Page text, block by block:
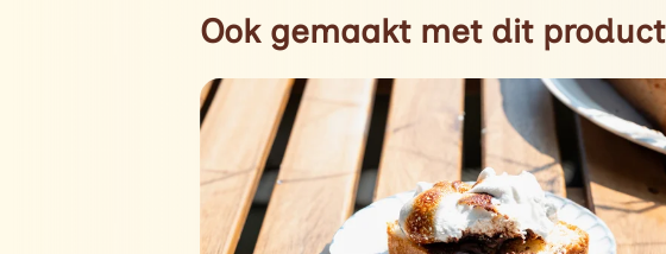
Ook gemaakt met dit product